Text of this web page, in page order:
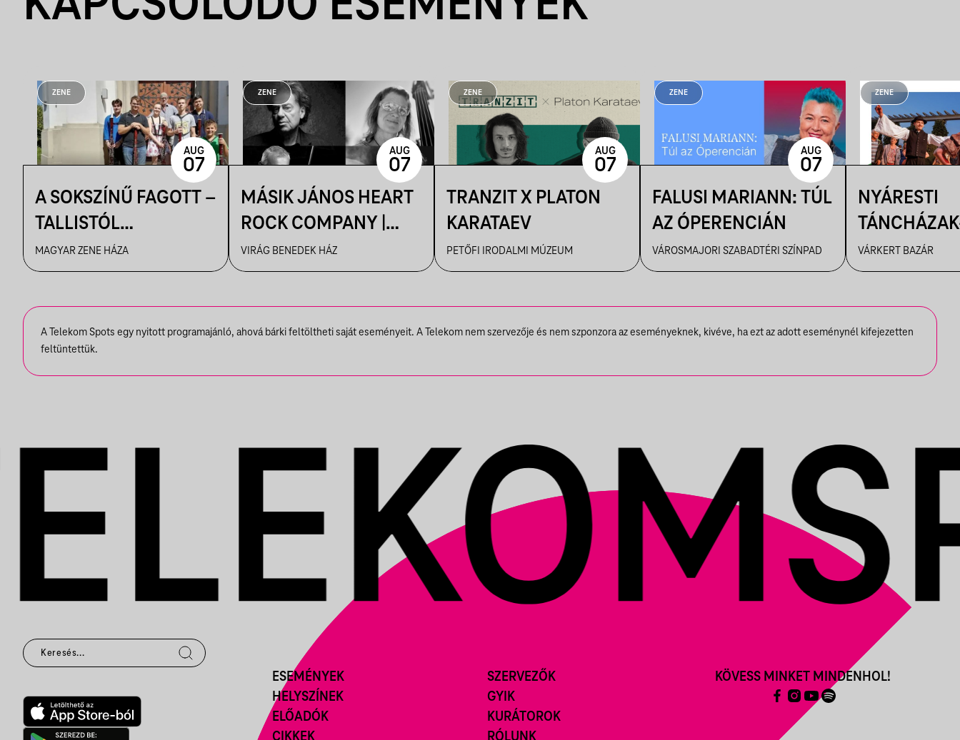
ZENE
A SOKSZÍNŰ FAGOTT –
TALLISTÓL
PIAZZOLLÁIG
MAGYAR ZENE HÁZA
AUG
07
ZENE
MÁSIK JÁNOS HEART
ROCK COMPANY |
VBH NYÁR
VIRÁG BENEDEK HÁZ
AUG
07
ZENE
TRANZIT X PLATON
KARATAEV
PETŐFI IRODALMI MÚZEUM
AUG
07
ZENE
FALUSI MARIANN: TÚL
AZ ÓPERENCIÁN
VÁROSMAJORI SZABADTÉRI SZÍNPAD
AUG
07
ZENE
NYÁRESTI
FANFARA
VÁRKERT BAZÁR
A Telekom Spots egy nyitott programajánló, ahová bárki feltöltheti saját eseményeit. A Telekom nem szervezője és nem szponzora az eseményeknek, kivéve, ha ezt az adott eseménynél kifejezetten
feltüntettük.
ESEMÉNYEK
HELYSZÍNEK
ELŐADÓK
CIKKEK
SZERVEZŐK
GYIK
KURÁTOROK
RÓLUNK
KÖVESS MINKET MINDENHOL!